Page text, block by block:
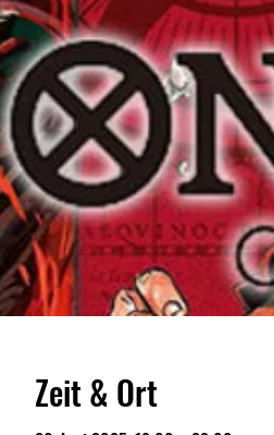
Zeit & Ort